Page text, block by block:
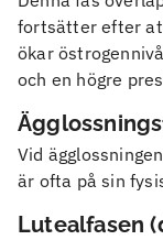
fortsätter efter
ökar
och en högre
Vid
är ofta på sin
Lutealfasen